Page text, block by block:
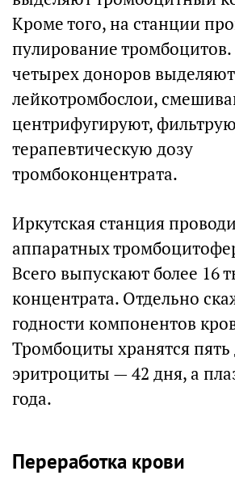
Кроме того, на станции
пулирование
четырех доноров выделяют
лейкотромбослои,
центрифугируют,
терапевтическую дозу
тромбоконцентрата.
Иркутская станция
аппаратных
Всего выпускают более 16
концентрата. Отдельно
годности компонентов
Тромбоциты хранятся
эритроциты — 42 дня, а
года.
Переработка крови